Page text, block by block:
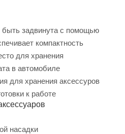
быть задвинута с помощью
компактность
для хранения
в автомобиле
для хранения аксессуров
к работе
насадки